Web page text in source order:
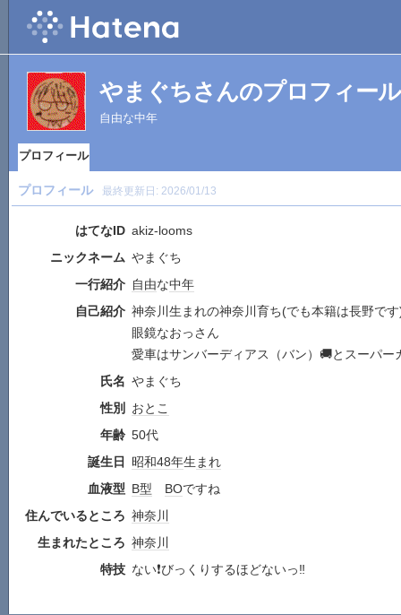
やまぐちさんのプロフィール
自由な中年
プロフィール
プロフィール 最終更新日: 2026/01/13
はてなID akiz-looms
ニックネーム やまぐち
一行紹介 自由な中年
自己紹介 神奈川生まれの神奈川育ち(でも本籍は長野で
眼鏡なおっさん
愛車はサンバーディアス（バン）🚚とスーパー
氏名 やまぐち
性別
おとこ
年齢 50代
誕生日
昭和48年生まれ
血液型 B型 BOですね
住んでいるところ 神奈川
生まれたところ 神奈川
特技 ない❗️びっくりするほどないっ‼️